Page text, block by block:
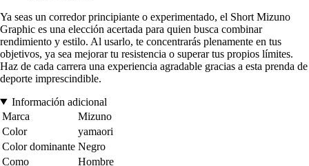
Ya seas un corredor principiante o experimentado, el Short Mizuno
Graphic es una elección acertada para quien busca combinar
rendimiento y estilo. Al usarlo, te concentrarás plenamente en tus
objetivos, ya sea mejorar tu resistencia o superar tus propios límites.
Haz de cada carrera una experiencia agradable gracias a esta prenda de
deporte imprescindible.
Información adicional
Marca
Mizuno
Color
yamaori
Color dominante Negro
Como
Hombre